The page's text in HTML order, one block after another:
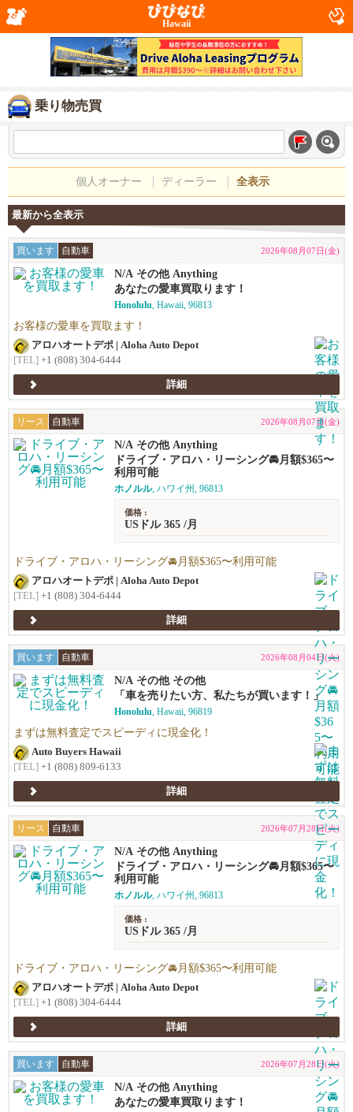
Hawaii
乗り物売買
個人オーナー ディーラー 全表示
最新から全表示
買います 自動車 2026年08月07日(金)
N/A その他 Anything
あなたの愛車買取ります！
Honolulu, Hawaii, 96813
お客様の愛車を買取ます！
アロハオートデポ | Aloha Auto Depot
[TEL] +1 (808) 304-6444
詳細
リース 自動車 2026年08月07日(金)
N/A その他 Anything
ドライブ・アロハ・リーシング🚘️月額$365〜
利用可能
ホノルル, ハワイ州, 96813
価格 :
USドル 365 /月
ドライブ・アロハ・リーシング🚘️月額$365〜利用可能
アロハオートデポ | Aloha Auto Depot
[TEL] +1 (808) 304-6444
詳細
買います 自動車 2026年08月04日(火)
N/A その他 その他
「車を売りたい方、私たちが買います！」
Honolulu, Hawaii, 96819
まずは無料査定でスピーディに現金化！
Auto Buyers Hawaii
[TEL] +1 (808) 809-6133
詳細
リース 自動車 2026年07月28日(火)
N/A その他 Anything
ドライブ・アロハ・リーシング🚘️月額$365〜
利用可能
ホノルル, ハワイ州, 96813
価格 :
USドル 365 /月
ドライブ・アロハ・リーシング🚘️月額$365〜利用可能
アロハオートデポ | Aloha Auto Depot
[TEL] +1 (808) 304-6444
詳細
買います 自動車 2026年07月28日(火)
N/A その他 Anything
あなたの愛車買取ります！